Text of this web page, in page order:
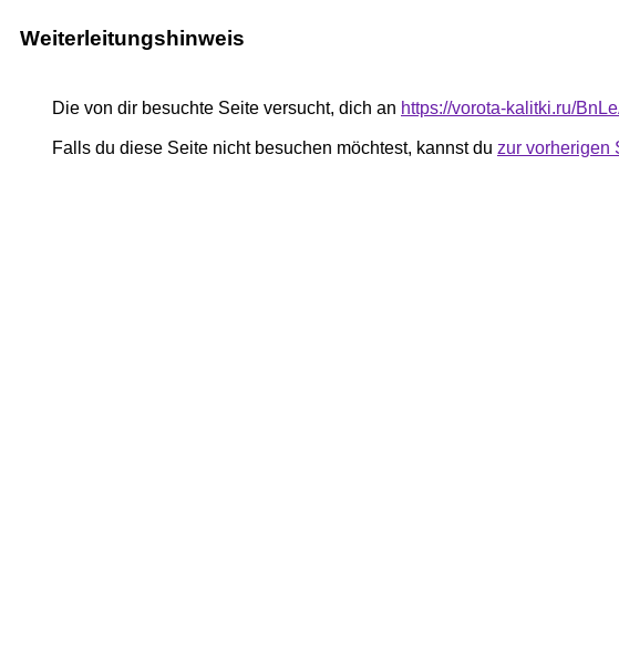
Weiterleitungshinweis
Die von dir besuchte Seite versucht, dich an https://vorota-kalitki.ru/
Falls du diese Seite nicht besuchen möchtest, kannst du zur vorherigen